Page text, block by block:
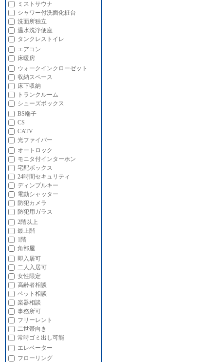
ミストサウナ
シャワー付洗面化粧台
洗面所独立
温水洗浄便座
タンクレストイレ
エアコン
床暖房
ウォークインクローゼット
収納スペース
床下収納
トランクルーム
シューズボックス
BS端子
CS
CATV
光ファイバー
オートロック
モニタ付インターホン
宅配ボックス
24時間セキュリティ
ディンプルキー
電動シャッター
防犯カメラ
防犯用ガラス
2階以上
最上階
1階
角部屋
即入居可
二人入居可
女性限定
高齢者相談
ペット相談
楽器相談
事務所可
フリーレント
二世帯向き
常時ゴミ出し可能
エレベーター
フローリング